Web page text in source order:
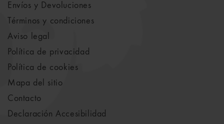
Envíos y Devoluciones
Términos y condiciones
Aviso legal
Política de privacidad
Política de cookies
Mapa del sitio
Contacto
Declaración Accesibilidad